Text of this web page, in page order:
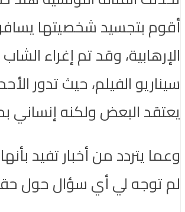
أقوم بتجسيد شخصيتها
الإرهابية، وقد تم إغراء
سيناريو الفيلم، حيث تدور
يعتقد البعض ولكنه إنساني
وعما يتردد من أخبار تفيد
لم توجه لي أي سؤال حول